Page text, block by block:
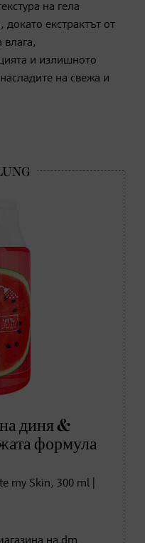
на гела
екстрактът от
влага,
и излишното
на свежа и
диня &
формула
my Skin, 300 ml |
на dm